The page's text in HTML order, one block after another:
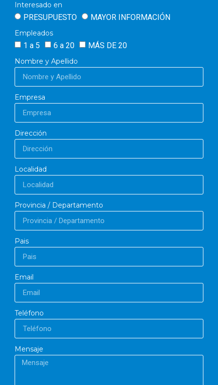
Interesado en
PRESUPUESTO MAYOR INFORMACIÓN
Empleados
1 a 5 6 a 20 MÁS DE 20
Nombre y Apellido
Empresa
Dirección
Localidad
Provincia / Departamento
Pais
Email
Teléfono
Mensaje